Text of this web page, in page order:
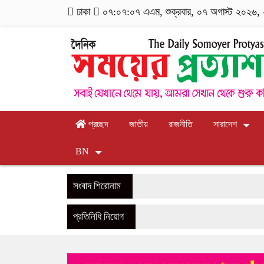
ঢাকা ০৭:০৭:০৮ এএম, শুক্রবার, ০৭ অগাস্ট ২০২৬,
প্রচ্ছদ জাতীয় রাজনীতি সারাদেশ
BN
সংবাদ শিরোনাম
প্রতিনিধি নিয়োগ